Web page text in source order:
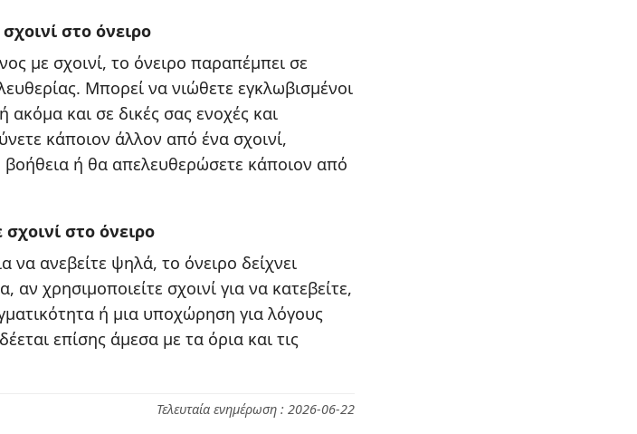
στο όνειρο
με σχοινί, το όνειρο παραπέμπει σε
Μπορεί να νιώθετε εγκλωβισμένοι
ακόμα και σε δικές σας ενοχές και
κάποιον άλλον από ένα σχοινί,
βοήθεια ή θα απελευθερώσετε κάποιον από
στο όνειρο
να ανεβείτε ψηλά, το όνειρο δείχνει
αν χρησιμοποιείτε σχοινί για να κατεβείτε,
ή μια υποχώρηση για λόγους
επίσης άμεσα με τα όρια και τις
Τελευταία ενημέρωση : 2026-06-22